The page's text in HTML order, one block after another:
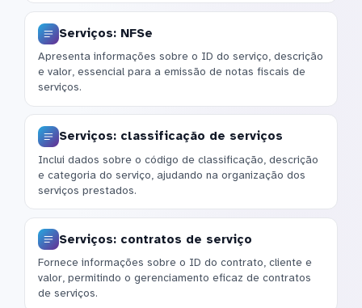
Serviços: NFSe
Apresenta informações sobre o ID do serviço, descrição
e valor, essencial para a emissão de notas fiscais de
serviços.
Serviços: classificação de serviços
Inclui dados sobre o código de classificação, descrição
e categoria do serviço, ajudando na organização dos
serviços prestados.
Serviços: contratos de serviço
Fornece informações sobre o ID do contrato, cliente e
valor, permitindo o gerenciamento eficaz de contratos
de serviços.